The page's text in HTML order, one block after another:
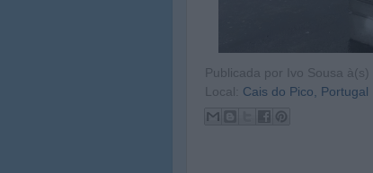
Publicada por Ivo Sousa à(s)
Local: Cais do Pico, Portugal